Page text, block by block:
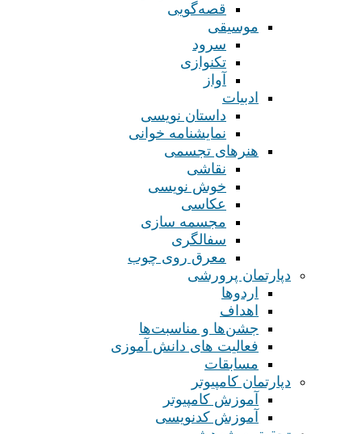
قصه‌گویی
موسیقی
سرود
تکنوازی
آواز
ادبیات
داستان نویسی
نمایشنامه خوانی
هنرهای تجسمی
نقاشی
خوش نویسی
عکاسی
مجسمه سازی
سفالگری
معرق روی چوب
دپارتمان پرورشی
اردوها
اهداف
جشن‌ها و مناسبت‌ها
فعالیت های دانش آموزی
مسابقات
دپارتمان کامپیوتر
آموزش کامپیوتر
آموزش کدنویسی